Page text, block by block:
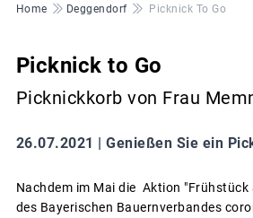
Pfadnavigation
Home Deggendorf Picknick To Go
Picknick to Go
Picknickkorb von Frau
26.07.2021 | Genießen Sie ein
Nachdem im Mai die Aktion "Frühstück
des Bayerischen Bauernverbandes